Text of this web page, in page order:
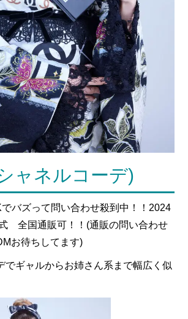
ャネルコーデ)
バズって問い合わせ殺到中！！2024
全国通販可！！(通販の問い合わせ
お待ちしてます)
でギャルからお姉さん系まで幅広く似